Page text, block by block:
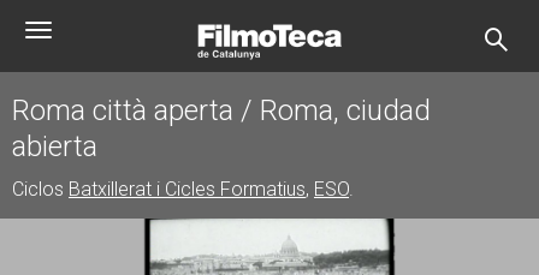
Toggle
Roma città aperta / Roma, ciudad
abierta
Ciclos Batxillerat i Cicles Formatius, ESO.